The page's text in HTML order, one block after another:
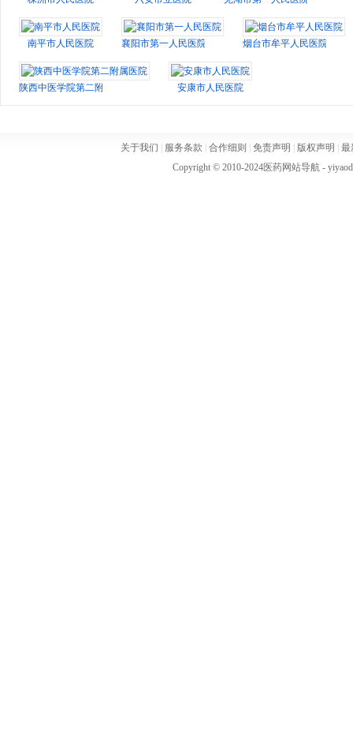
南平市人民医院 襄阳市第一人民医院 烟台市牟平人民医院
陕西中医学院第二附属医院 安康市人民医院
关于我们 服务条款 合作细则 免责声明 版权声明
最
Copyright © 2010-2024医药网站导航-